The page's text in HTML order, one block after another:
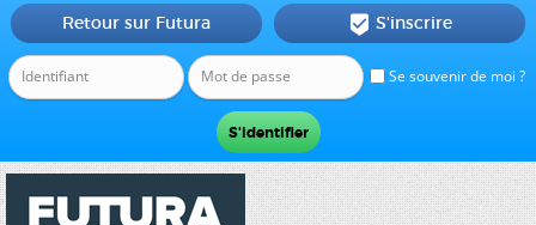
Se souvenir de moi ?
Retour sur Futura  S'inscrire